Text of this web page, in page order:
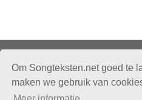
Om Songteksten.net goed te
maken we gebruik van